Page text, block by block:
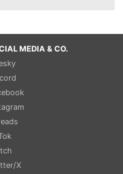
MEDIA & CO.
X